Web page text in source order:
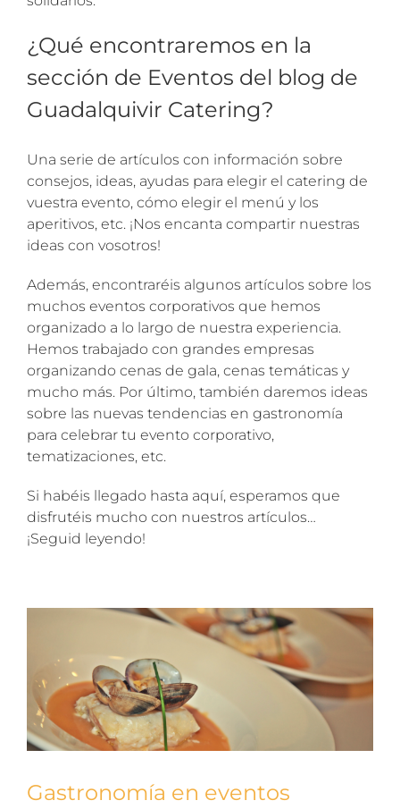
¿Qué encontraremos en la
sección de Eventos del blog de
Guadalquivir Catering?
Una serie de artículos con información sobre
consejos, ideas, ayudas para elegir el catering de
vuestra evento, cómo elegir el menú y los
aperitivos, etc. ¡Nos encanta compartir nuestras
ideas con vosotros!
Además, encontraréis algunos artículos sobre los
muchos eventos corporativos que hemos
organizado a lo largo de nuestra experiencia.
Hemos trabajado con grandes empresas
organizando cenas de gala, cenas temáticas y
mucho más. Por último, también daremos ideas
sobre las nuevas tendencias en gastronomía
para celebrar tu evento corporativo,
tematizaciones, etc.
Si habéis llegado hasta aquí, esperamos que
disfrutéis mucho con nuestros artículos…
¡Seguid leyendo!
Gastronomía en eventos